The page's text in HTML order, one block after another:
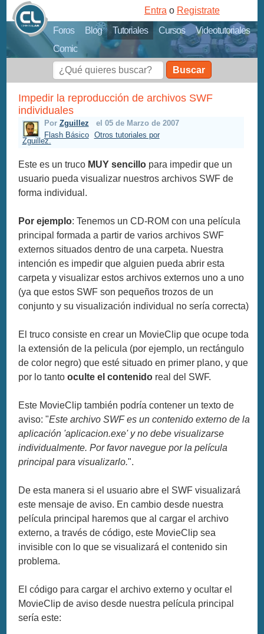
Foros Blog Tutoriales Cursos
Videotutoriales
Comic
Entra o Registrate
Buscar
Impedir la reproducción de archivos SWF
individuales
Por Zguillez
el 05 de Marzo de 2007
Flash Básico
Otros tutoriales por
Zguillez.
Este es un truco MUY sencillo para impedir que un
usuario pueda visualizar nuestros archivos SWF de
forma individual.
Por ejemplo: Tenemos un CD-ROM con una película
principal formada a partir de varios archivos SWF
externos situados dentro de una carpeta. Nuestra
intención es impedir que alguien pueda abrir esta
carpeta y visualizar estos archivos externos uno a uno
(ya que estos SWF son pequeños trozos de un
conjunto y su visualización individual no sería correcta)
El truco consiste en crear un MovieClip que ocupe toda
la extensión de la pelicula (por ejemplo, un rectángulo
de color negro) que esté situado en primer plano, y que
por lo tantooculte el contenido real del SWF.
Este MovieClip también podría contener un texto de
aviso: "Este archivo SWF es un contenido externo de la
aplicación 'aplicacion.exe' y no debe visualizarse
individualmente. Por favor navegue por la película
principal para visualizarlo.".
De esta manera si el usuario abre el SWF visualizará
este mensaje de aviso. En cambio desde nuestra
película principal haremos que al cargar el archivo
externo, a través de código, este MovieClip sea
invisible con lo que se visualizará el contenido sin
problema.
El código para cargar el archivo externo y ocultar el
MovieClip de aviso desde nuestra película principal
sería este: